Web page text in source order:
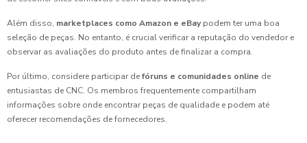
Além disso, marketplaces como Amazon e eBaypodem ter uma boa
seleção de peças. No entanto, é crucial verificar a reputação do vendedor e
observar as avaliações do produto antes de finalizar a compra.
Por último, considere participar defóruns e comunidades online de
entusiastas de CNC. Os membros frequentemente compartilham
informações sobre onde encontrar peças de qualidade e podem até
oferecer recomendações de fornecedores.